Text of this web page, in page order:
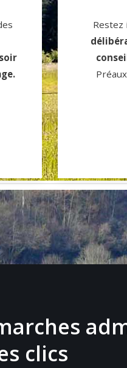
Restez
clics